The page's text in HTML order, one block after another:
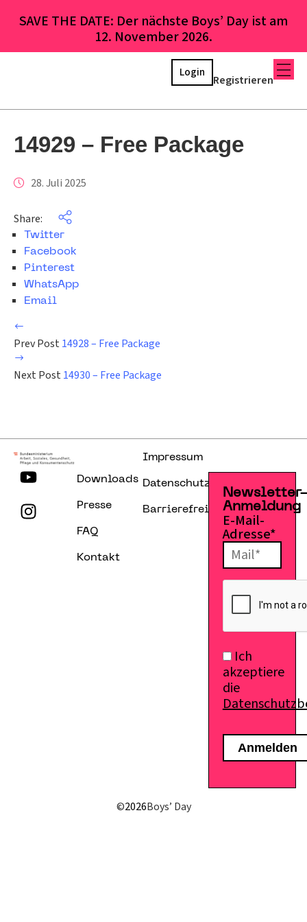
SAVE THE DATE: Der nächste Boys’ Day ist am
12. November 2026.
Registrieren
Login
14929 – Free Package
28. Juli 2025
Share:
Twitter
Facebook
Pinterest
WhatsApp
Email
Prev Post 14928 – Free Package
Next Post 14930 – Free Package
Downloads
Presse
FAQ
Kontakt
Impressum
Datenschutzerklärung
Barrierefreiheitserklärung
Anmeldung
E-Mail-
Adresse*
Ich
akzeptiere
die
©2026Boys’ Day